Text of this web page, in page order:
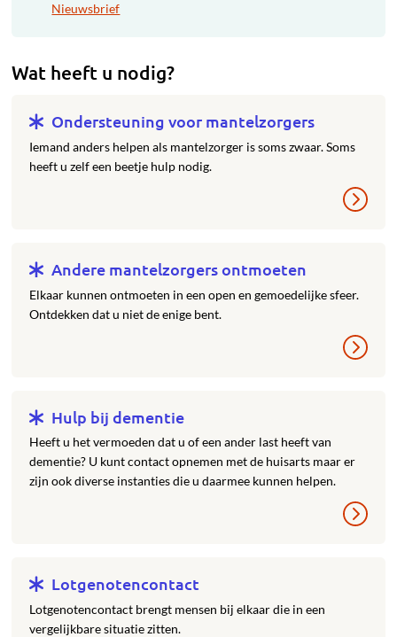
Nieuwsbrief
Wat heeft u nodig?
Ondersteuning voor mantelzorgers
Iemand anders helpen als mantelzorger is soms zwaar. Soms
heeft u zelf een beetje hulp nodig.
Andere mantelzorgers ontmoeten
Elkaar kunnen ontmoeten in een open en gemoedelijke sfeer.
Ontdekken dat u niet de enige bent.
Hulp bij dementie
Heeft u het vermoeden dat u of een ander last heeft van
dementie? U kunt contact opnemen met de huisarts maar er
zijn ook diverse instanties die u daarmee kunnen helpen.
Lotgenotencontact
Lotgenotencontact brengt mensen bij elkaar die in een
vergelijkbare situatie zitten.